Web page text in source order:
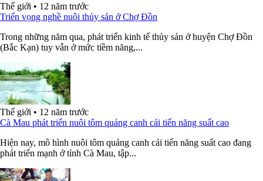
Thế giới • 12 năm trước
Triển vọng nghề nuôi thủy sản ở Chợ Đồn
Trong những năm qua, phát triển kinh tế thủy sản ở huyện Chợ Đồn
(Bắc Kạn) tuy vẫn ở mức tiềm năng,...
Thế giới • 12 năm trước
Cà Mau phát triển nuôi tôm quảng canh cải tiến năng suất cao
Hiện nay, mô hình nuôi tôm quảng canh cải tiến năng suất cao đang
phát triển mạnh ở tỉnh Cà Mau, tập...